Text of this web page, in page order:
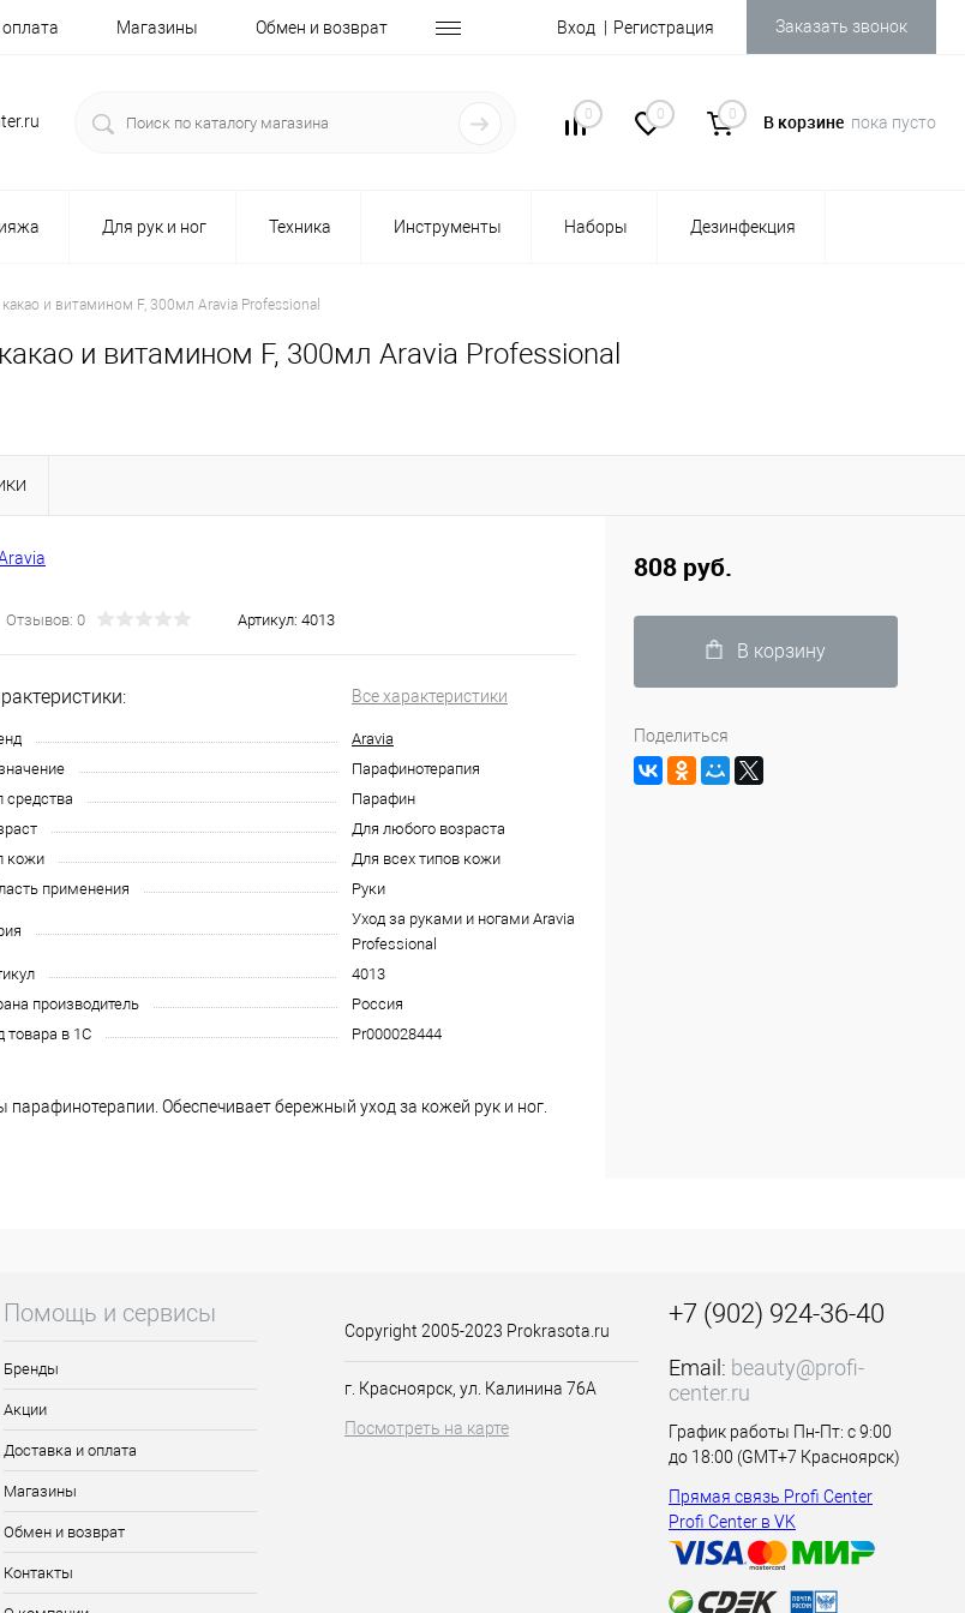
Магазины Обмен и возврат Вход Регистрация Заказать звонок
0 0 0 В корзине пока пусто
Для рук и ног Техника Инструменты Наборы Дезинфекция
и витамином F, 300мл Aravia Professional
и витамином F, 300мл Aravia Professional
Отзывов: 0 Артикул: 4013
Все характеристики
Aravia
Парафинотерапия
средства
Парафин
Для любого возраста
кожи
Для всех типов кожи
применения
Руки
Уход за руками и ногами Aravia
Professional
4013
производитель
Россия
товара в 1С
Pr000028444
Обеспечивает бережный уход за кожей рук и ног.
непереносимости компонентов перед применением
808 руб.
В корзину
Поделиться
Помощь и сервисы
Бренды
Акции
Доставка и оплата
Магазины
Обмен и возврат
Контакты
Copyright 2005-2023 Prokrasota.ru
г. Красноярск, ул. Калинина 76А
Посмотреть на карте
+7 (902) 924-36-40
Email: beauty@profi-
center.ru
График работы Пн-Пт: с 9:00
до 18:00 (GMT+7 Красноярск)
Прямая связь Profi Center
Profi Center в VK